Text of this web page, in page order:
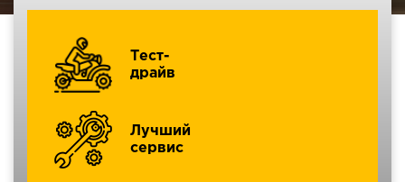
Тест-
драйв
Лучший
сервис